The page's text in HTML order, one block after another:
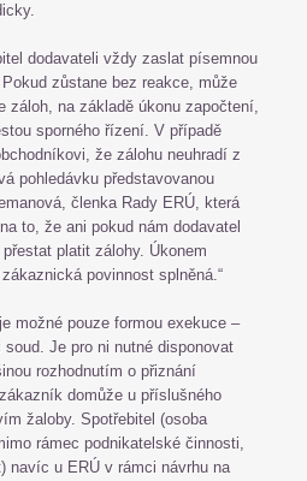
dodavateli vždy zaslat písemnou
zůstane bez reakce, může
záloh, na základě úkonu započtení,
sporného řízení. V případě
že zálohu neuhradí z
pohledávku představovanou
členka Rady ERÚ, která
to, že ani pokud nám dodavatel
platit zálohy. Úkonem
povinnost splněná.“
možné pouze formou exekuce –
Je pro ni nutné disponovat
rozhodnutím o přiznání
domůže u příslušného
žaloby. Spotřebitel (osoba
rámec podnikatelské činnosti,
navíc u ERÚ v rámci návrhu na